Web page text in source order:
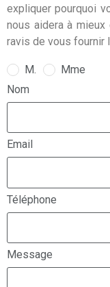
expliquer pourquoi
nous aidera à
ravis de vous fournir
M.
Mme
Nom
Email
Téléphone
Message